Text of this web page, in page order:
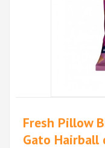
Fresh Pillow
Gato Hairball